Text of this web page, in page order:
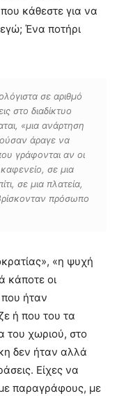
κάθεστε για να
Ένα ποτήρι
σε αριθμό
στο διαδίκτυο
«μια ανάρτηση
άραγε να
γράφονται αν οι
σε μια
σε μια πλατεία,
πρόσωπο
«η ψυχή
κάποτε οι
ήταν
ή που του τα
του χωριού, στο
δεν ήταν αλλά
Είχες να
παραγράφους, με